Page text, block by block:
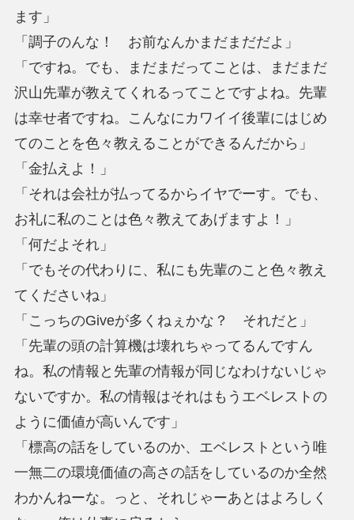
ます」
「調子のんな！ お前なんかまだまだだよ」
「ですね。でも、まだまだってことは、まだまだ
沢山先輩が教えてくれるってことですよね。先輩
は幸せ者ですね。こんなにカワイイ後輩にはじめ
てのことを色々教えることができるんだから」
「金払えよ！」
「それは会社が払ってるからイヤでーす。でも、
お礼に私のことは色々教えてあげますよ！」
「何だよそれ」
「でもその代わりに、私にも先輩のこと色々教え
てくださいね」
「こっちのGiveが多くねぇかな？ それだと」
「先輩の頭の計算機は壊れちゃってるんですん
ね。私の情報と先輩の情報が同じなわけないじゃ
ないですか。私の情報はそれはもうエベレストの
ように価値が高いんです」
「標高の話をしているのか、エベレストという唯
一無二の環境価値の高さの話をしているのか全然
わかんねーな。っと、それじゃーあとはよろしく